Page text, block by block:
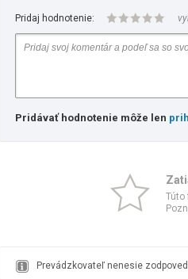
Pridaj hodnotenie:
Pridávať hodnotenie môže len
Túto
Prevádzkovateľ nenesie